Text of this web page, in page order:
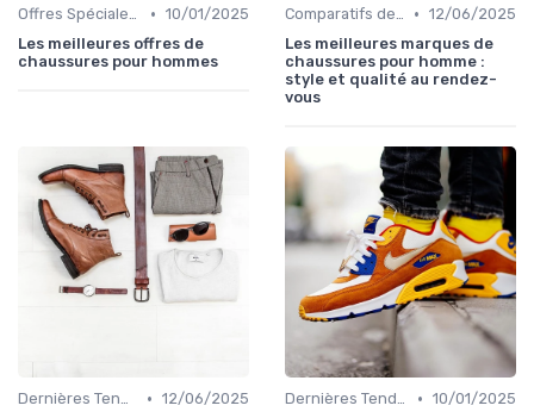
Offres Spéciales et Promotions • 10/01/2025
Les meilleures offres de
chaussures pour hommes
Comparatifs de Marques et de Prix • 12/06/2025
Les meilleures marques de
chaussures pour homme :
style et qualité au rendez-
vous
Dernières Tendances • 12/06/2025
Dernières Tendances • 10/01/2025